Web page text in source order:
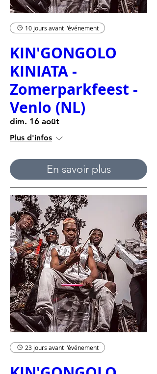
10 jours avant l'événement
KIN'GONGOLO
KINIATA -
Zomerparkfeest -
Venlo (NL)
dim. 16 août
Plus d'infos
En savoir plus
23 jours avant l'événement